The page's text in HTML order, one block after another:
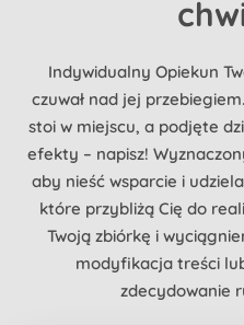
Indywidualny Opiekun
czuwał nad jej
stoi w miejscu, a podjęte
efekty – napisz!
aby nieść wsparcie i
które przybliżą Cię do
Twoją zbiórkę i
modyfikacja treści
zdecydowanie